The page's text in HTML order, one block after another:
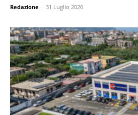
Redazione - 31 Luglio 2026